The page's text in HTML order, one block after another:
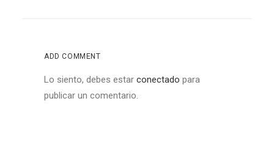
ADD COMMENT
Lo siento, debes estar conectado para
publicar un comentario.